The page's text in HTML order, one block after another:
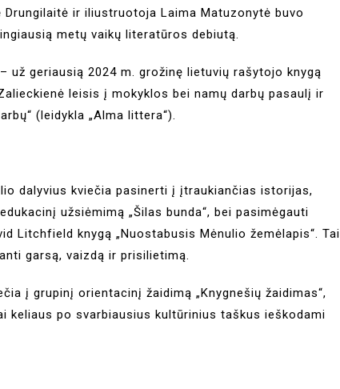
ir iliustruotoja Laima Matuzonytė buvo
metų vaikų literatūros debiutą.
už geriausią 2024 m. grožinę lietuvių rašytojo knygą
leisis į mokyklos bei namų darbų pasaulį ir
(leidykla „Alma littera“).
dalyvius kviečia pasinerti į įtraukiančias istorijas,
užsiėmimą „Šilas bunda“, bei pasimėgauti
Litchfield knygą „Nuostabusis Mėnulio žemėlapis“. Tai
garsą, vaizdą ir prisilietimą.
į grupinį orientacinį žaidimą „Knygnešių žaidimas“,
keliaus po svarbiausius kultūrinius taškus ieškodami